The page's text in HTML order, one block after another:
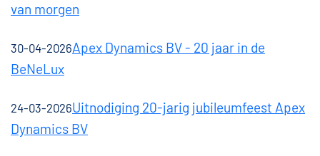
van morgen
30-04-2026Apex Dynamics BV - 20 jaar in de
BeNeLux
24-03-2026Uitnodiging 20-jarig jubileumfeest Apex
Dynamics BV